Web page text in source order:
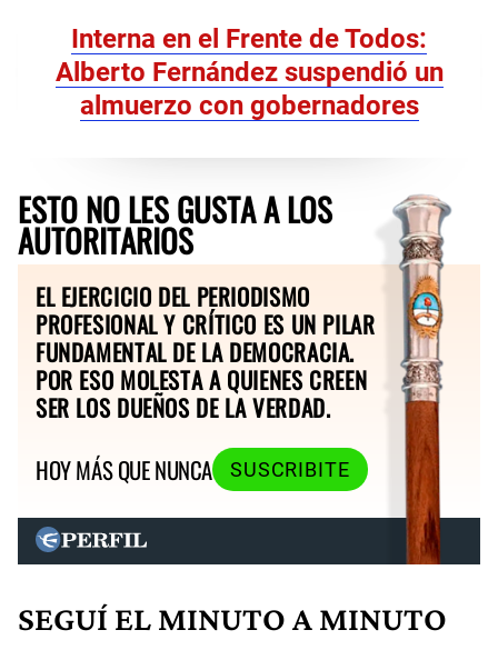
Interna en el Frente de Todos:
Alberto Fernández suspendió un
almuerzo con gobernadores
ESTO NO LES GUSTA A LOS
AUTORITARIOS
EL EJERCICIO DEL PERIODISMO
PROFESIONAL Y CRÍTICO ES UN PILAR
FUNDAMENTAL DE LA DEMOCRACIA.
POR ESO MOLESTA A QUIENES CREEN
SER LOS DUEÑOS DE LA VERDAD.
HOY MÁS QUE NUNCA
SUSCRIBITE
SEGUÍ EL MINUTO A MINUTO